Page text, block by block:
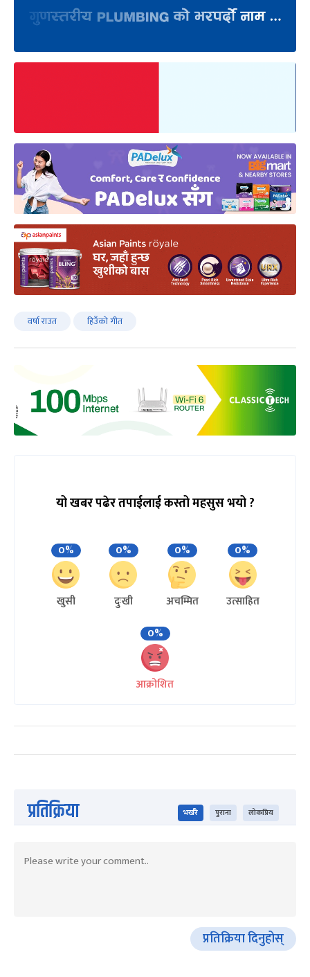
वर्षा राउत हिउँको गीत
यो खबर पढेर तपाईलाई कस्तो महसुस भयो ?
0%
खुसी
0%
दुःखी
0%
अचम्मित
0%
उत्साहित
0%
आक्रोशित
प्रतिक्रिया भर्खरै पुराना लोकप्रिय
प्रतिक्रिया दिनुहोस्